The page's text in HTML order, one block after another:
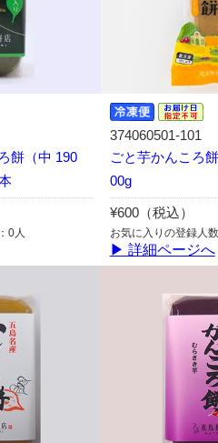
餅（中 190
0人
374060501-101
ごと芋かんこ
00g
¥600（税込）
お気に入りの登録人
▶ 詳細ページへ